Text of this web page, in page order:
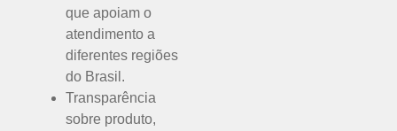
que apoiam o
atendimento a
diferentes regiões
do Brasil.
Transparência
sobre produto,